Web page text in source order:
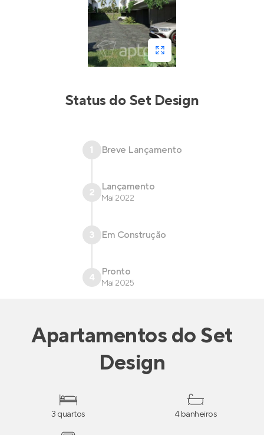
Status doSet Design
1 Breve Lançamento
2 Lançamento
Mai 2022
3 Em Construção
4 Pronto
Mai 2025
ApartamentosdoSet
Design
3 quartos 4 banheiros